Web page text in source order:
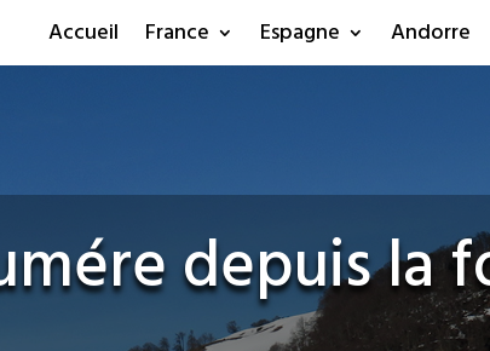
Accueil France Espagne Andorre
depuis la